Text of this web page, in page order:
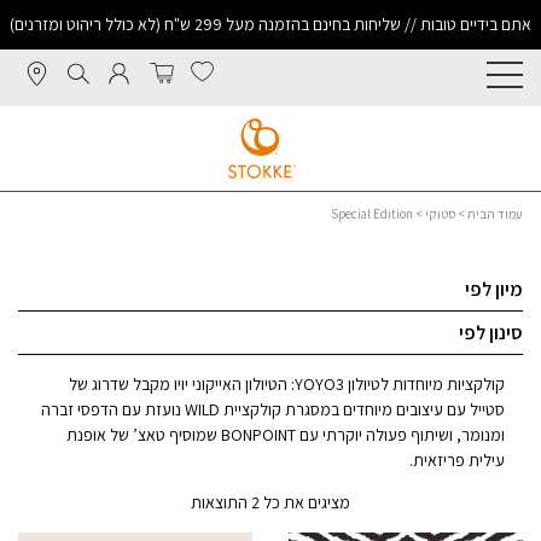
אתם בידיים טובות // שליחות בחינם בהזמנה מעל 299 ש"ח (לא כולל ריהוט ומזרנים)
עמוד הבית> סטוקי > Special Edition
מיון לפי
סינון לפי
קולקציות מיוחדות לטיולון YOYO3: הטיולון האייקוני יויו מקבל שדרוג של
סטייל עם עיצובים מיוחדים במסגרת קולקציית WILD נועזת עם הדפסי זברה
ומנומר, ושיתוף פעולה יוקרתי עם BONPOINT שמוסיף טאצ’ של אופנת
עילית פריזאית.
מציגים את כל ⁦2⁩ התוצאות